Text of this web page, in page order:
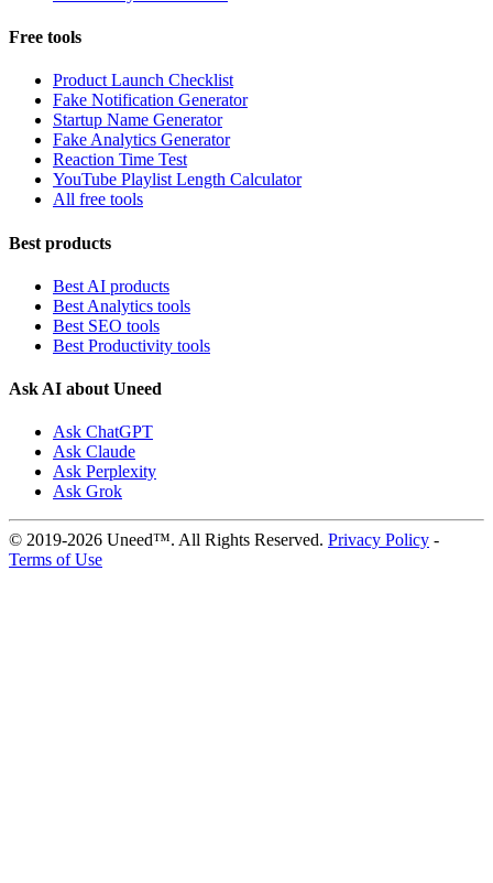
Free tools
Product Launch Checklist
Fake Notification Generator
Startup Name Generator
Fake Analytics Generator
Reaction Time Test
YouTube Playlist Length Calculator
All free tools
Best products
Best AI products
Best Analytics tools
Best SEO tools
Best Productivity tools
Ask AI about Uneed
Ask ChatGPT
Ask Claude
Ask Perplexity
Ask Grok
© 2019-2026 Uneed™. All Rights Reserved. Privacy Policy -
Terms of Use